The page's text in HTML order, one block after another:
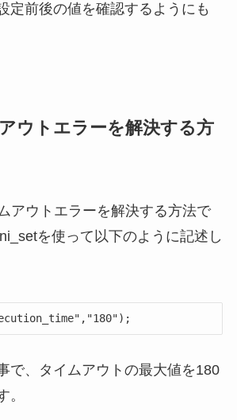
定前後の値を確認するようにも
ウトエラーを解決する方
アウトエラーを解決する方法で
を使って以下のように記述し
で、タイムアウトの最大値を180
。